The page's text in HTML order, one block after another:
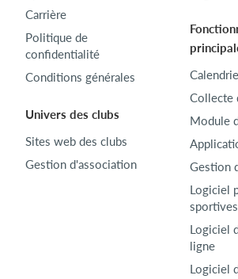
Carrière
Politique de
confidentialité
Conditions générales
Univers des clubs
Sites web des clubs
Gestion d'association
Collecte
Module
Gestion
Logiciel
sportives
Logiciel
ligne
Logiciel